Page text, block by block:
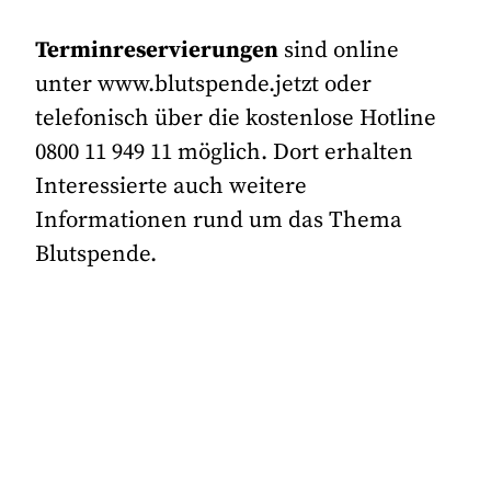
Terminreservierungen sind online
unter www.blutspende.jetzt oder
telefonisch über die kostenlose Hotline
0800 11 949 11 möglich. Dort erhalten
Interessierte auch weitere
Informationen rund um das Thema
Blutspende.